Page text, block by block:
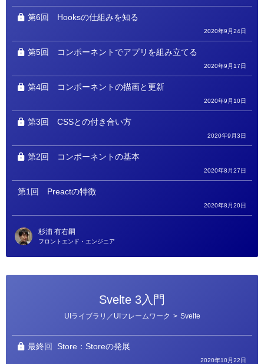
第6回 Hooksの仕組みを知る
2020年9月24日
第5回 コンポーネントでアプリを組み立てる
2020年9月17日
第4回 コンポーネントの描画と更新
2020年9月10日
第3回 CSSとの付き合い方
2020年9月3日
第2回 コンポーネントの基本
2020年8月27日
第1回 Preactの特徴
2020年8月20日
杉浦 有右嗣
フロントエンド・エンジニア
Svelte 3入門
リ
ー
UIライブラリ／UIフレームワーク > Svelte
最終回 Store：Storeの発展
2020年10月22日